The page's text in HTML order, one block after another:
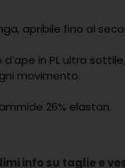
apribile fino al
in PL ultra
movimento.
26% elastan.
info su taglie e